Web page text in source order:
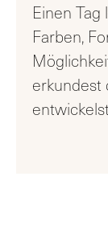
Einen
Farben,
erkundest